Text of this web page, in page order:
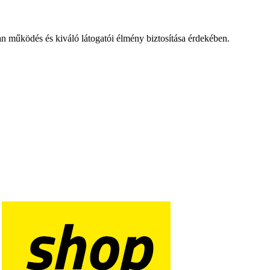
működés és kiváló látogatói élmény biztosítása érdekében.